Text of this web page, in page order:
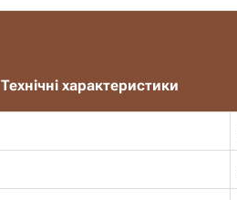
Технічні характеристики